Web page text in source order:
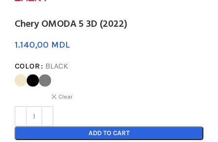
Chery OMODA 5 3D (2022)
MDL
COLOR BLACK
Clear
ADD TO CART